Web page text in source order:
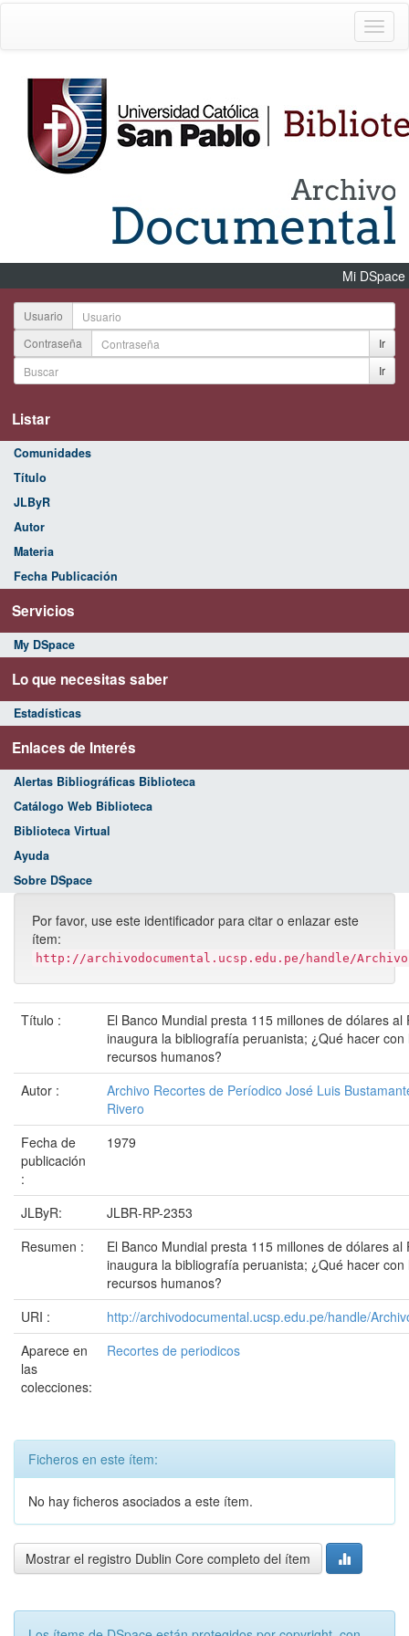
Mi DSpace
Usuario
Contraseña
Ir
Ir
Listar
Comunidades
Título
JLByR
Autor
Materia
Fecha Publicación
Servicios
My DSpace
Lo que necesitas saber
Estadísticas
Enlaces de Interés
Alertas Bibliográficas Biblioteca
Catálogo Web Biblioteca
Biblioteca Virtual
Ayuda
Sobre DSpace
Por favor, use este identificador para citar o enlazar este
ítem:
http://archivodocumental.ucsp.edu.pe/handle/
Título :
El Banco Mundial presta 115 millones de dólares al
inaugura la bibliografía peruanista; ¿Qué hacer con
recursos humanos?
Autor :
Archivo Recortes de Períodico José Luis
Rivero
Fecha de
publicación
:
1979
JLByR:
JLBR-RP-2353
Resumen :
El Banco Mundial presta 115 millones de dólares al
inaugura la bibliografía peruanista; ¿Qué hacer con
recursos humanos?
URI :
http://archivodocumental.ucsp.edu.pe/handle/
Aparece en
las
colecciones:
Recortes de periodicos
Ficheros en este ítem:
No hay ficheros asociados a este ítem.
Mostrar el registro Dublin Core completo del ítem